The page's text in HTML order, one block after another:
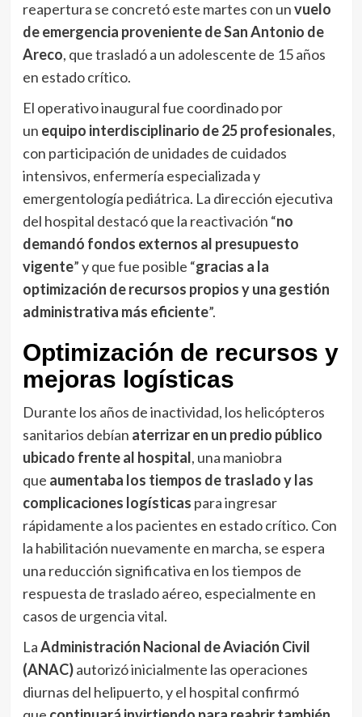
reapertura se concretó este martes con unvuelo
de emergencia proveniente de San Antonio de
Areco, que trasladó a un adolescente de 15 años
en estado crítico.
El operativo inaugural fue coordinado por
un equipo interdisciplinario de 25 profesionales,
con participación de unidades de cuidados
intensivos, enfermería especializada y
emergentología pediátrica. La dirección ejecutiva
del hospital destacó que la reactivación “no
demandó fondos externos al presupuesto
vigente” y que fue posible “gracias a la
optimización de recursos propios y una gestión
administrativa más eficiente”.
Optimización de recursos y
mejoras logísticas
Durante los años de inactividad, los helicópteros
sanitarios debían aterrizar en un predio público
ubicado frente al hospital, una maniobra
que aumentaba los tiempos de traslado y las
complicaciones logísticas para ingresar
rápidamente a los pacientes en estado crítico. Con
la habilitación nuevamente en marcha, se espera
una reducción significativa en los tiempos de
respuesta de traslado aéreo, especialmente en
casos de urgencia vital.
LaAdministración Nacional de Aviación Civil
(ANAC)autorizó inicialmente las operaciones
diurnas del helipuerto, y el hospital confirmó